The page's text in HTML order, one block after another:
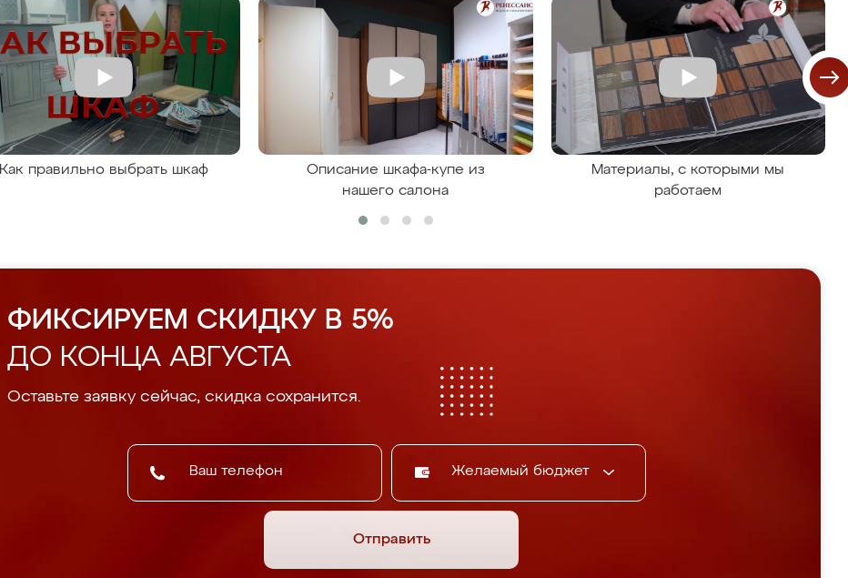
Как правильно выбрать шкаф
Описание шкафа-купе из
нашего салона
Материалы, с которыми мы
работаем
ФИКСИРУЕМ СКИДКУ В 5%
ДО КОНЦА АВГУСТА
Оставьте заявку сейчас, скидка сохранится.
Желаемый бюджет
Отправить